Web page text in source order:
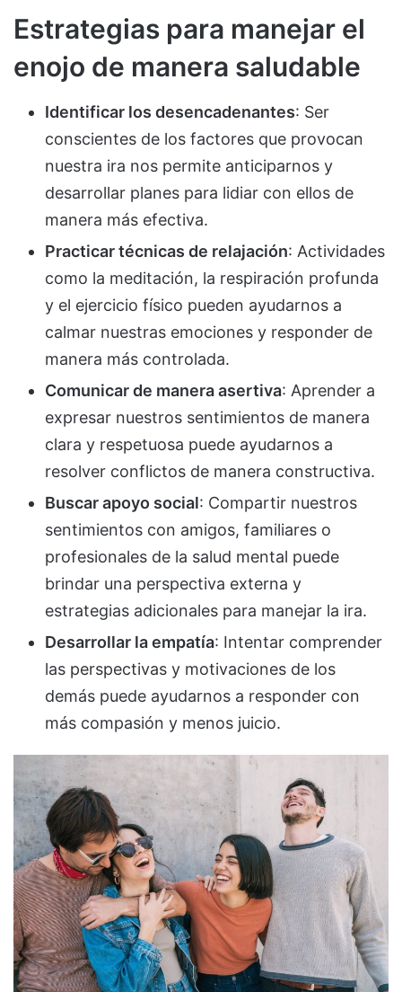
Estrategias para manejar el
enojo de manera saludable
Identificar los desencadenantes: Ser
conscientes de los factores que provocan
nuestra ira nos permite anticiparnos y
desarrollar planes para lidiar con ellos de
manera más efectiva.
Practicar técnicas de relajación: Actividades
como la meditación, la respiración profunda
y el ejercicio físico pueden ayudarnos a
calmar nuestras emociones y responder de
manera más controlada.
Comunicar de manera asertiva: Aprender a
expresar nuestros sentimientos de manera
clara y respetuosa puede ayudarnos a
resolver conflictos de manera constructiva.
Buscar apoyo social: Compartir nuestros
sentimientos con amigos, familiares o
profesionales de la salud mental puede
brindar una perspectiva externa y
estrategias adicionales para manejar la ira.
Desarrollar la empatía: Intentar comprender
las perspectivas y motivaciones de los
demás puede ayudarnos a responder con
más compasión y menos juicio.